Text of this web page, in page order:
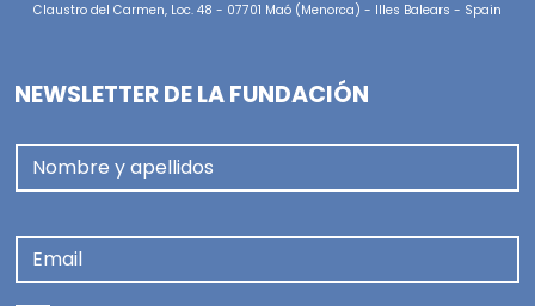
Claustro del Carmen, Loc. 48 - 07701 Maó (Menorca) - Illes Balears - Spain
NEWSLETTER DE LA FUNDACIÓN
Nombre y apellidos
Email